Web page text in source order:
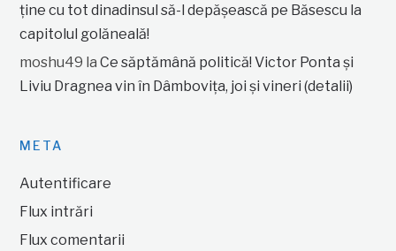
ține cu tot dinadinsul să-l depășească pe Băsescu la
capitolul golăneală!
moshu49 laCe săptămână politică! Victor Ponta și
Liviu Dragnea vin în Dâmbovița, joi și vineri (detalii)
META
Autentificare
Flux intrări
Flux comentarii